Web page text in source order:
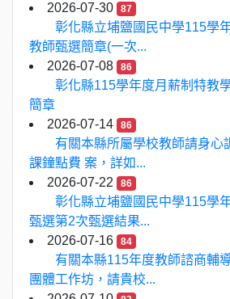
2026-07-30
87
彰化縣立埔鹽國民中學115學
教師甄選簡章(一次...
2026-07-08
86
彰化縣115學年度月薪制特教
簡章
2026-07-14
86
有關本縣所屬學校教師請身心
課鐘點費 案，詳如...
2026-07-22
86
彰化縣立埔鹽國民中學115學
甄選第2次甄選結果...
2026-07-16
84
有關本縣115年度教師諮商輔
團體工作坊，請貴校...